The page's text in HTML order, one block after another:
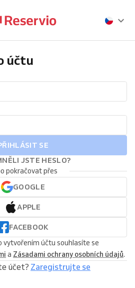
účtu
SE
JSTE HESLO?
pokračovat přes
GOOGLE
APPLE
FACEBOOK
vytvořením účtu souhlasíte se
a Zásadami ochrany osobních údajů.
účet? Zaregistrujte se